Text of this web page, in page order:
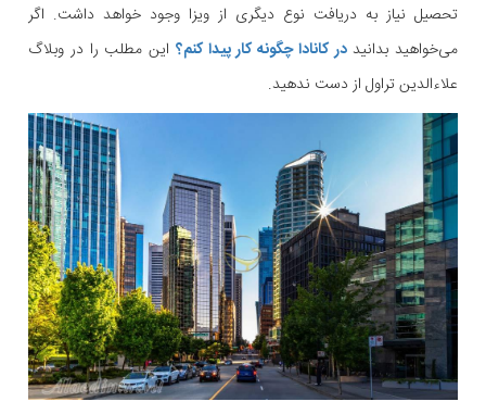
تحصیل نیاز به دریافت نوع دیگری از ویزا وجود خواهد داشت. اگر
می‌خواهید بدانیددر کانادا چگونه کار پیدا کنم؟ این مطلب را در وبلاگ
علاءالدین تراول از دست ندهید.